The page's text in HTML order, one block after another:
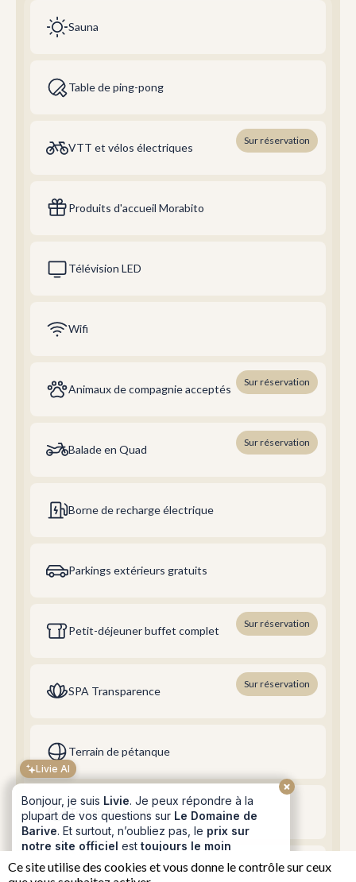
Ce site utilise des cookies et vous donne le contrôle sur ceux
Sauna
Table de ping-pong
Sur réservation
VTT et vélos électriques
Produits d'accueil Morabito
Télévision LED
Wifi
Sur réservation
Animaux de compagnie acceptés
Sur réservation
Balade en Quad
Borne de recharge électrique
Parkings extérieurs gratuits
Sur réservation
Petit-déjeuner buffet complet
Sur réservation
SPA Transparence
Terrain de pétanque
Terrain de tennis
Terrasses extérieures (En option)
plupart de vos questions sur
Barive. Et surtout, n’oubliez pas, le
notre site officiel
😁
Livie AI
Proposez-vous le petit déjeuner et à quel prix ?
Je veux réserver une chambre